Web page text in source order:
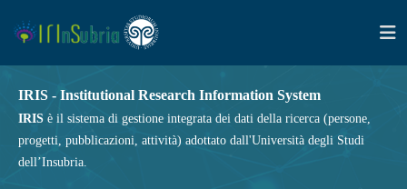
IRIS - Institutional Research Information System
IRIS è il sistema di gestione integrata dei dati della ricerca (persone,
progetti, pubblicazioni, attività) adottato dall'Università degli Studi
dell’Insubria.